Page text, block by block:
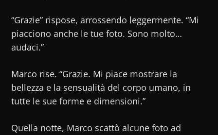
“Grazie” rispose, arrossendo leggermente. “Mi
piacciono anche le tue foto. Sono molto…
audaci.”
Marco rise. “Grazie. Mi piace mostrare la
bellezza e la sensualità del corpo umano, in
tutte le sue forme e dimensioni.”
Quella notte, Marco scattò alcune foto ad